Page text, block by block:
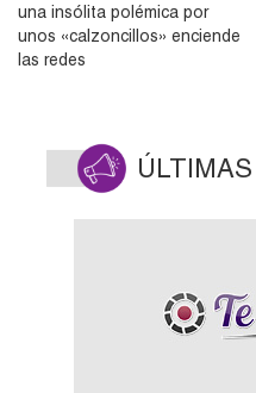
una insólita polémica por
unos «calzoncillos» enciende
las redes